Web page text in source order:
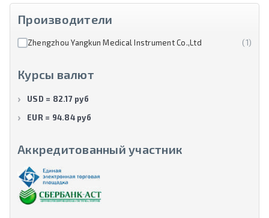
Производители
Zhengzhou Yangkun Medical Instrument Co.,Ltd (1)
Курсы валют
USD = 82.17 руб
EUR = 94.84 руб
Аккредитованный участник